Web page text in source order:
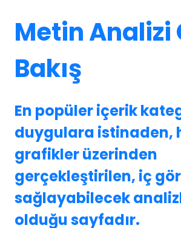
Metin Analizi
Bakış
En popüler içerik
duygulara istinaden,
grafikler üzerinden
gerçekleştirilen, iç
sağlayabilecek
olduğu sayfadır.